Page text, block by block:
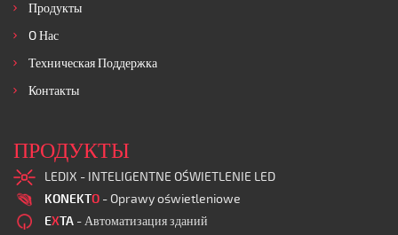
Продукты
O Нас
Техническая Поддержка
Контакты
ПРОДУКТЫ
LEDIX - INTELIGENTNE OŚWIETLENIE LED
KONEKTO - Oprawy oświetleniowe
EXTA - Автоматизация зданий